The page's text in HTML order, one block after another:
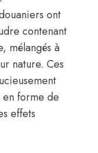
ont
contenant
mélangés à
nature. Ces
en forme de
effets